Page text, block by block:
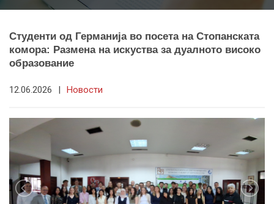
Студенти од Германија во посета на Стопанската
комора: Размена на искуства за дуалното високо
образование
12.06.2026 | Новости